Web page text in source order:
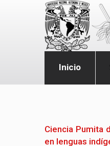
Inicio
Ciencia Pumita
en lenguas